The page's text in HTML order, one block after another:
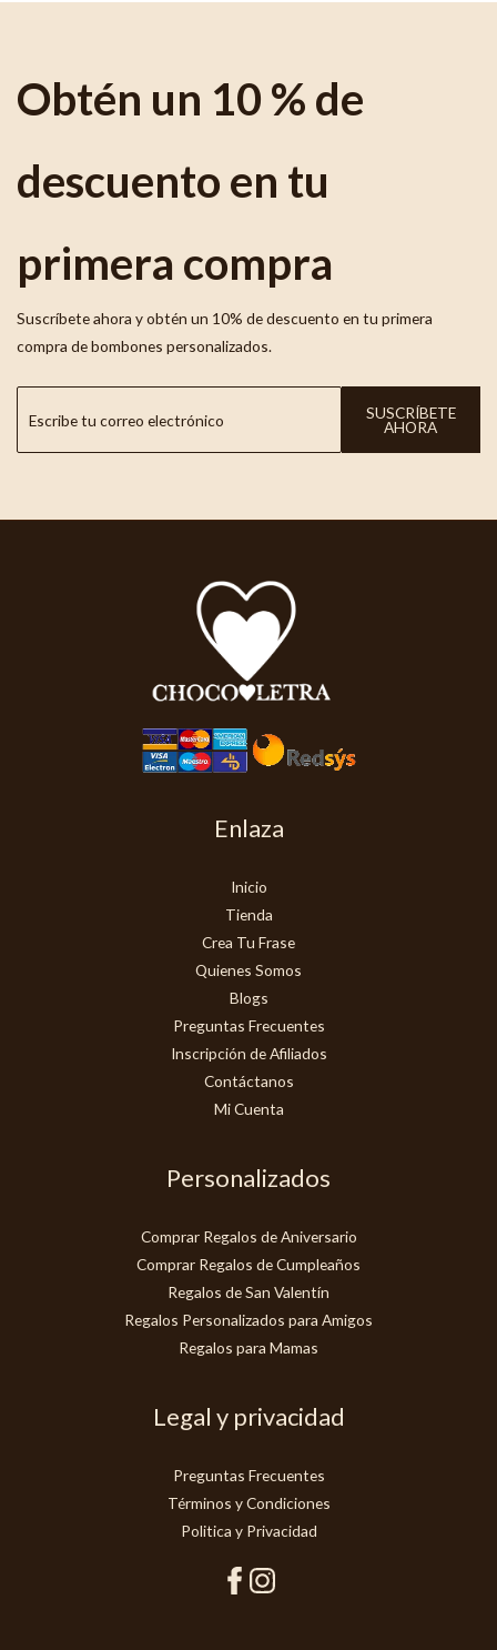
Obtén un 10 % de
descuento en tu
primera compra
Suscríbete ahora y obtén un 10% de descuento en tu primera
compra de bombones personalizados.
SUSCRÍBETE
AHORA
Enlaza
Inicio
Tienda
Crea Tu Frase
Quienes Somos
Blogs
Preguntas Frecuentes
Inscripción de Afiliados
Contáctanos
Mi Cuenta
Personalizados
Comprar Regalos de Aniversario
Comprar Regalos de Cumpleaños
Regalos de San Valentín
Regalos Personalizados para Amigos
Regalos para Mamas
Legal y privacidad
Preguntas Frecuentes
Términos y Condiciones
Politica y Privacidad